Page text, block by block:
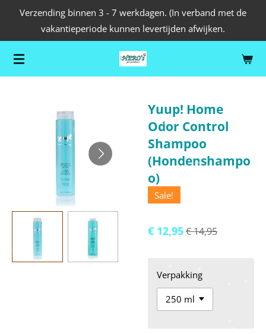
de
hoofdinhoud
Verzending binnen 3 - 7 werkdagen. (In verband met de
vakantieperiode kunnen levertijden afwijken.
Yuup! Home
Odor Control
Shampoo
(Hondenshampo
o)
Sale!
€ 12,95€ 14,95
Verpakking